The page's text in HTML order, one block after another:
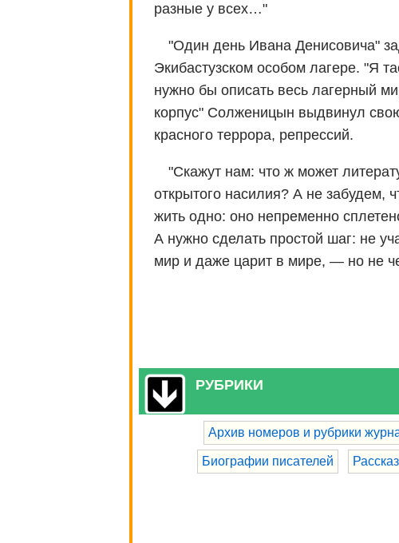
разные у всех…"
"Один день Ивана Денисовича"
Экибастузском особом лагере. "Я
нужно бы описать весь лагерный
корпус" Солженицын выдвинул
красного террора, репрессий.
"Скажут нам: что ж может
открытого насилия? А не забудем,
жить одно: оно непременно
А нужно сделать простой шаг: не
мир и даже царит в мире, — но не
РУБРИКИ
Архив номеров и рубрики
Биографии писателей